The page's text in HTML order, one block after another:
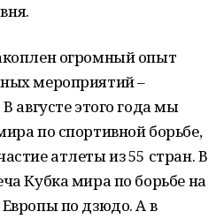
огромный опыт
мероприятий –
августе этого года мы
по спортивной борьбе,
атлеты из 55 стран. В
Кубка мира по борьбе на
по дзюдо. А в